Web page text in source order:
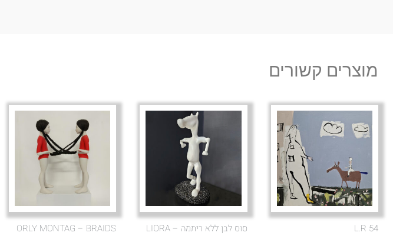
מוצרים קשורים
L.R 54
סוס לבן ללא ריתמה – LIORA
ORLY MONTAG – BRAIDS